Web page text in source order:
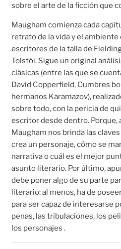
sobre el arte de la ficción que
Maugham comienza cada
retrato de la vida y el
escritores de la talla de
Tolstói. Sigue un original
clásicas (entre las que se
David Copperfield, Cumbres
hermanos Karamazov),
sobre todo, con la pericia de
escritor desde dentro. Porque,
Maugham nos brinda las
crea un personaje, cómo se
narrativa o cuál es el mejor
asunto literario. Por último,
debe poner algo de su parte
literario: al menos, ha de
para ser capaz de interesarse
penas, las tribulaciones, los
los personajes .